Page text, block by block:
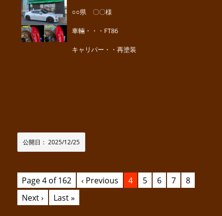
○○県 〇〇様
車輛・・・FT86
キャリパー・・再塗装
公開日： 2025/12/25
Page 4 of 162 ‹ Previous 4 5 6 7
8
Next ›
Last »